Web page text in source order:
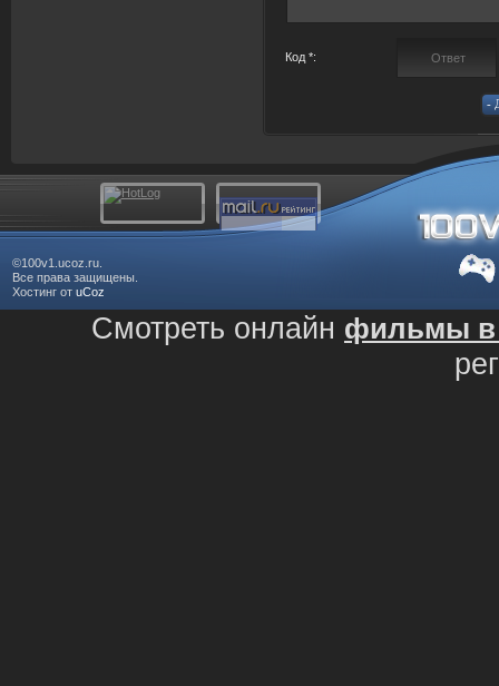
Код *:
©100v1.ucoz.ru.
Все права защищены.
Хостинг от uCoz
Смотреть онлайн фильмы в